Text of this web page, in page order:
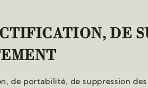
DE
de portabilité, de suppression